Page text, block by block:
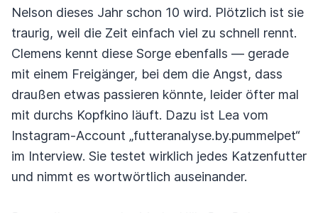
Nelson dieses Jahr schon 10 wird. Plötzlich ist sie
traurig, weil die Zeit einfach viel zu schnell rennt.
Clemens kennt diese Sorge ebenfalls — gerade
mit einem Freigänger, bei dem die Angst, dass
draußen etwas passieren könnte, leider öfter mal
mit durchs Kopfkino läuft. Dazu ist Lea vom
Instagram-Account „futteranalyse.by.pummelpet“
im Interview. Sie testet wirklich jedes Katzenfutter
und nimmt es wortwörtlich auseinander.